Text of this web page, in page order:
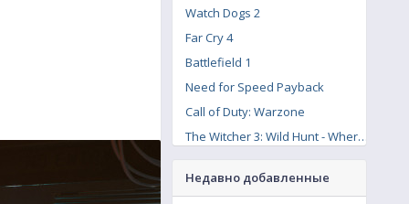
Watch Dogs 2
Far Cry 4
Battlefield 1
Need for Speed Payback
Call of Duty: Warzone
The Witcher 3: Wild Hunt - Where the Cat and Wolf Play
Minecraft
Недавно добавленные